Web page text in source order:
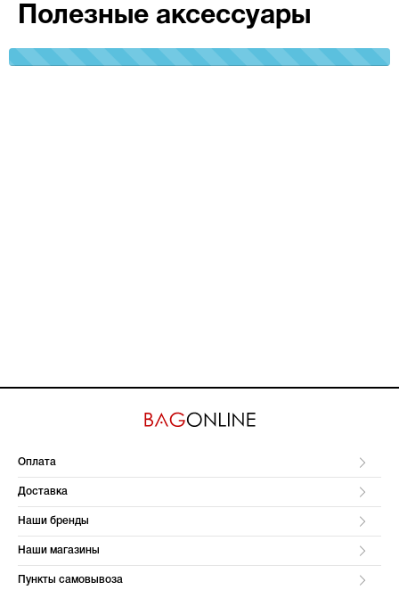
Полезные аксессуары
100%
Оплата
Доставка
Наши бренды
Наши магазины
Пункты самовывоза